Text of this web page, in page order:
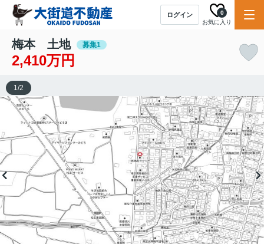
ログイン
お気に入り
0
梅本 土地 募集1
2,410万円
1/2